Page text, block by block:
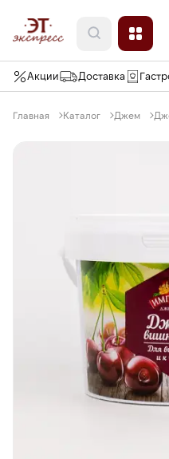
Акции Доставка
Главная Каталог Джем